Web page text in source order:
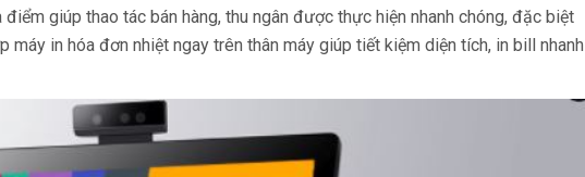
giúp thao tác bán hàng, thu ngân được thực hiện nhanh chóng, đặc biệt
máy in hóa đơn nhiệt ngay trên thân máy giúp tiết kiệm diện tích, in bill nhanh